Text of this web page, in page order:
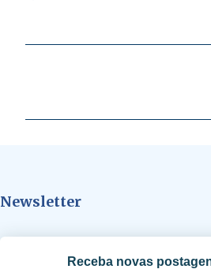
á
Newsletter
Receba novas